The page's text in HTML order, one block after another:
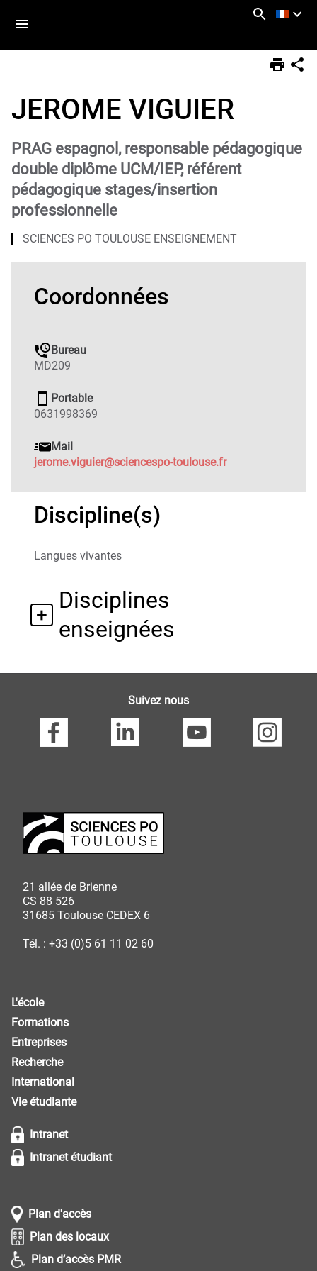
Annuaire
JEROME VIGUIER
PRAG espagnol, responsable pédagogique
double diplôme UCM/IEP, référent
pédagogique stages/insertion
professionnelle
SCIENCES PO TOULOUSE ENSEIGNEMENT
Coordonnées
Bureau
MD209
Portable
0631998369
Mail
jerome.viguier@sciencespo-toulouse.fr
Discipline(s)
Langues vivantes
Disciplines
enseignées
Suivez nous
21 allée de Brienne
CS 88 526
31685 Toulouse CEDEX 6
Tél. : +33 (0)5 61 11 02 60
L'école
Formations
Entreprises
Recherche
International
Vie étudiante
Intranet
Intranet étudiant
Plan d'accès
Plan des locaux
Plan d’accès PMR